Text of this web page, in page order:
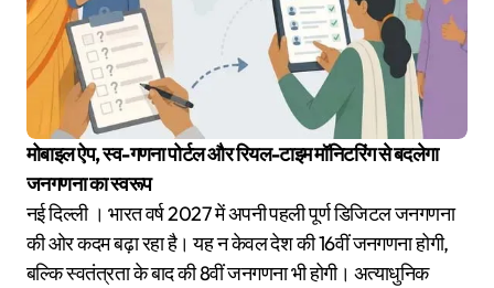
मोबाइल ऐप, स्व-गणना पोर्टल और रियल-टाइम मॉनिटरिंग से बदलेगा
जनगणना का स्वरूप
नई दिल्ली । भारत वर्ष 2027 में अपनी पहली पूर्ण डिजिटल जनगणना
की ओर कदम बढ़ा रहा है। यह न केवल देश की 16वीं जनगणना होगी,
बल्कि स्वतंत्रता के बाद की 8वीं जनगणना भी होगी। अत्याधुनिक